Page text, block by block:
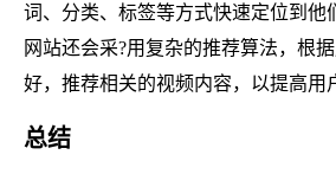
词、分类、标签等方式快速定位到他
网站还会采?用复杂的推荐算法，根
好，推荐相关的视频内容，以提高用
总结